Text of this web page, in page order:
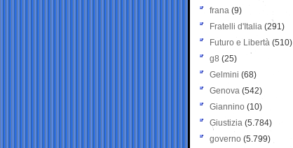
frana (9)
Fratelli d'Italia (291)
Futuro e Libertà (510)
g8 (25)
Gelmini (68)
Genova (542)
Giannino (10)
Giustizia (5.784)
governo (5.799)